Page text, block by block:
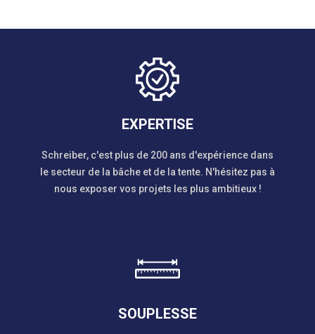
EXPERTISE
Schreiber, c'est plus de 200 ans d'expérience dans
le secteur de la bâche et de la tente. N'hésitez pas à
nous exposer vos projets les plus ambitieux !
SOUPLESSE